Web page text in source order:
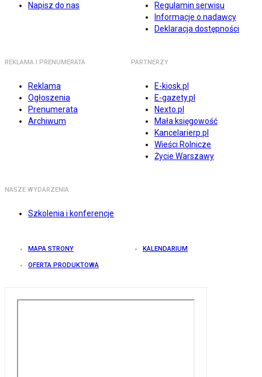
Napisz do nas
Regulamin serwisu
Informacje o nadawcy
Deklaracja dostępności
REKLAMA I PRENUMERATA
Reklama
Ogłoszenia
Prenumerata
Archiwum
PARTNERZY
E-kiosk.pl
E-gazety.pl
Nexto.pl
Mała księgowość
Kancelarierp.pl
Wieści Rolnicze
Życie Warszawy
NASZE WYDARZENIA
Szkolenia i konferencje
MAPA STRONY KALENDARIUM
OFERTA PRODUKTOWA